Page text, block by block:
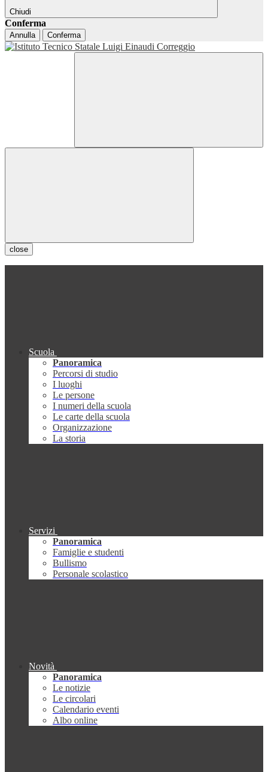
Chiudi
Conferma
Annulla Conferma
close
Scuola
Panoramica
Percorsi di studio
I luoghi
Le persone
I numeri della scuola
Le carte della scuola
Organizzazione
La storia
Servizi
Panoramica
Famiglie e studenti
Bullismo
Personale scolastico
Novità
Panoramica
Le notizie
Le circolari
Calendario eventi
Albo online